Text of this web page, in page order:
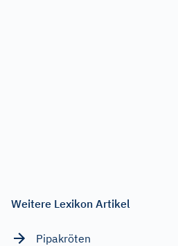
Weitere Lexikon Artikel
Pipakröten